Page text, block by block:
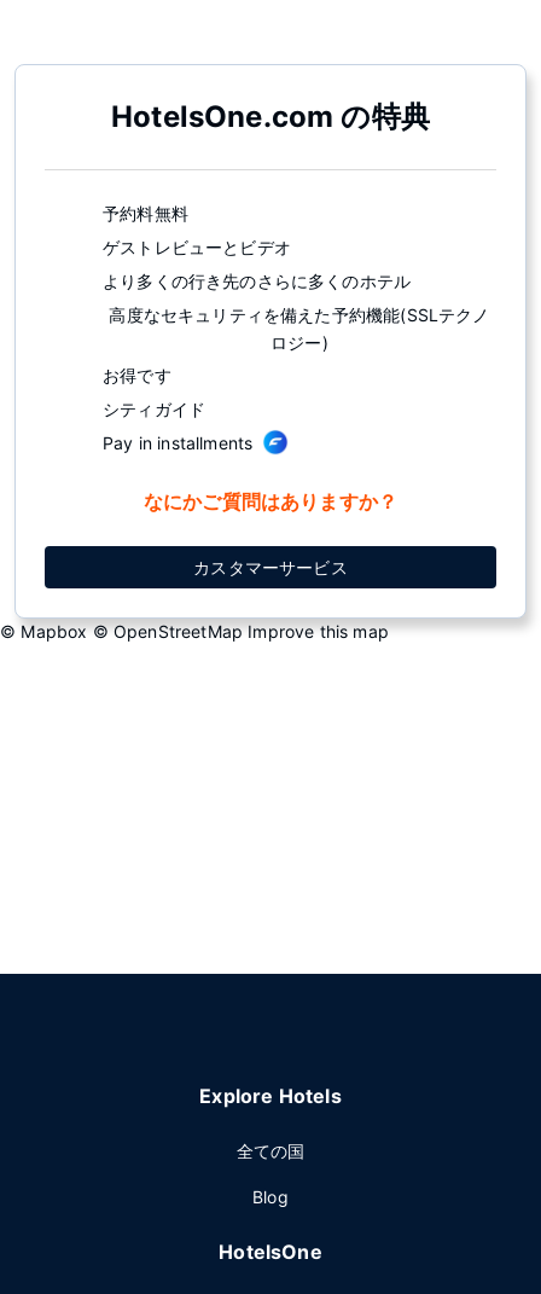
HotelsOne.com の特典
予約料無料
ゲストレビューとビデオ
より多くの行き先のさらに多くのホテル
高度なセキュリティを備えた予約機能(SSLテクノ
ロジー)
お得です
シティガイド
Pay in installments
なにかご質問はありますか？
カスタマーサービス
© Mapbox © OpenStreetMap Improve this map
Explore Hotels
全ての国
Blog
HotelsOne